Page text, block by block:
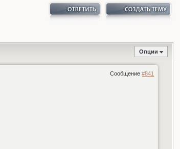
Опции
Сообщение#841